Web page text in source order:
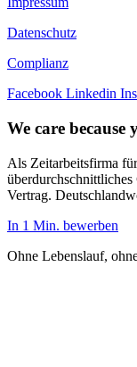
Datenschutz
Complianz
Facebook Linkedin
We care because
Als Zeitarbeitsfirma
Vertrag.
In 1 Min. bewerben
Ohne Lebenslauf,